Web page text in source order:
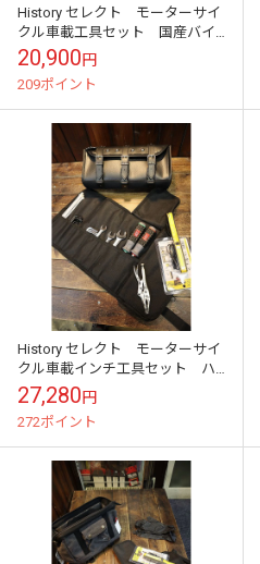
History セレクト モーターサイ
クル車載工具セット 国産バイ
ク用コットンツールバッグセッ
ト ブラック
20,900円
209ポイント
History セレクト モーターサイ
クル車載インチ工具セット ハ
ーレーなど外車用
27,280円
272ポイント